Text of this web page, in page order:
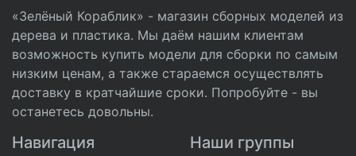
«Зелёный Кораблик» - магазин сборных моделей из
дерева и пластика. Мы даём нашим клиентам
возможность купить модели для сборки по самым
низким ценам, а также стараемся осуществлять
доставку в кратчайшие сроки. Попробуйте - вы
останетесь довольны.
Навигация Наши группы